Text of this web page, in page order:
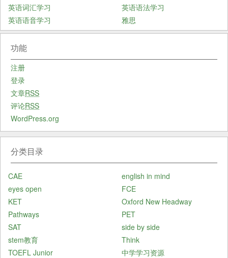
英语词汇学习
英语语法学习
英语语音学习
雅思
功能
注册
登录
文章RSS
评论RSS
WordPress.org
分类目录
CAE
english in mind
eyes open
FCE
KET
Oxford New Headway
Pathways
PET
SAT
side by side
stem教育
Think
TOEFL Junior
中学学习资源